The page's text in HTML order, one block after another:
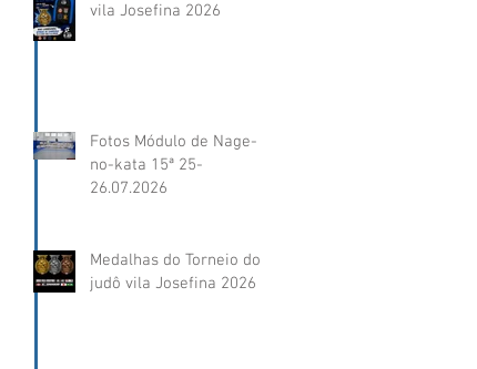
vila Josefina 2026
Fotos Módulo de Nage-
no-kata 15ª 25-
26.07.2026
Medalhas do Torneio do
judô vila Josefina 2026